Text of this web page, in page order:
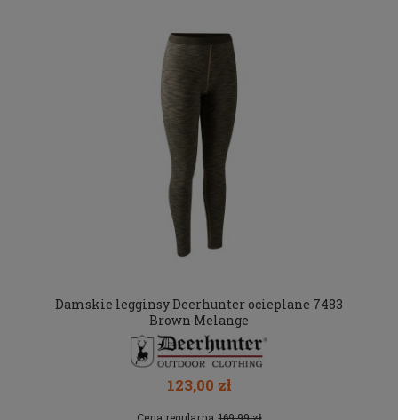
Damskie legginsy Deerhunter ocieplane 7483
Brown Melange
123,00 zł
Cena regularna:169,99 zł